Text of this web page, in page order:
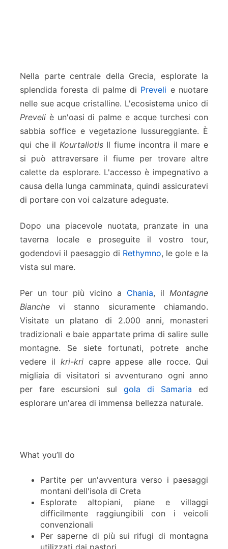
Nella parte centrale della Grecia, esplorate la
splendida foresta di palme di Preveli e nuotare
nelle sue acque cristalline. L'ecosistema unico di
Preveli è un'oasi di palme e acque turchesi con
sabbia soffice e vegetazione lussureggiante. È
qui che il KourtaliotisIl fiume incontra il mare e
si può attraversare il fiume per trovare altre
calette da esplorare. L'accesso è impegnativo a
causa della lunga camminata, quindi assicuratevi
di portare con voi calzature adeguate.
Dopo una piacevole nuotata, pranzate in una
taverna locale e proseguite il vostro tour,
godendovi il paesaggio di Rethymno, le gole e la
vista sul mare.
Per un tour più vicino a Chania, il Montagne
Bianche vi stanno sicuramente chiamando.
Visitate un platano di 2.000 anni, monasteri
tradizionali e baie appartate prima di salire sulle
montagne. Se siete fortunati, potrete anche
vedere il kri-kricapre appese alle rocce. Qui
migliaia di visitatori si avventurano ogni anno
per fare escursioni sul gola di Samaria ed
esplorare un'area di immensa bellezza naturale.
What you’ll do
Partite per un'avventura verso i paesaggi
montani dell'isola di Creta
Esplorate altopiani, piane e villaggi
difficilmente raggiungibili con i veicoli
convenzionali
Per saperne di più sui rifugi di montagna